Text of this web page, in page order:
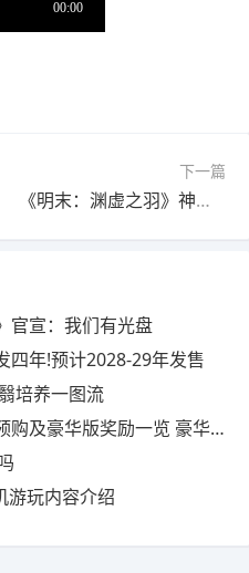
下一篇
《明末：渊虚之羽》神机铳刀使用攻略分享
官宣：我们有光盘
四年!预计2028-29年发售
培养一图流
豪华版奖励一览 豪华版有什么
游玩内容介绍